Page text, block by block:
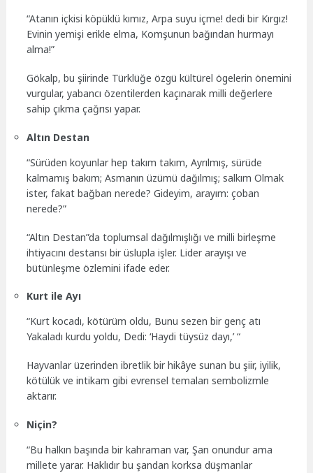
“Atanın içkisi köpüklü kımız, Arpa suyu içme! dedi bir Kırgız!
Evinin yemişi erikle elma, Komşunun bağından hurmayı
alma!”
Gökalp, bu şiirinde Türklüğe özgü kültürel ögelerin önemini
vurgular, yabancı özentilerden kaçınarak milli değerlere
sahip çıkma çağrısı yapar.
Altın Destan
“Sürüden koyunlar hep takım takım, Ayrılmış, sürüde
kalmamış bakım; Asmanın üzümü dağılmış; salkım Olmak
ister, fakat bağban nerede? Gideyim, arayım: çoban
nerede?”
“Altın Destan”da toplumsal dağılmışlığı ve milli birleşme
ihtiyacını destansı bir üslupla işler. Lider arayışı ve
bütünleşme özlemini ifade eder.
Kurt ile Ayı
“Kurt kocadı, kötürüm oldu, Bunu sezen bir genç atı
Yakaladı kurdu yoldu, Dedi: ‘Haydi tüysüz dayı,’ “
Hayvanlar üzerinden ibretlik bir hikâye sunan bu şiir, iyilik,
kötülük ve intikam gibi evrensel temaları sembolizmle
aktarır.
Niçin?
“Bu halkın başında bir kahraman var, Şan onundur ama
millete yarar. Haklıdır bu şandan korksa düşmanlar